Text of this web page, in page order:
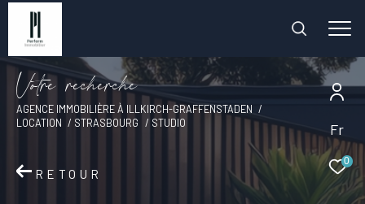
Fr
0
Votre recherche
AGENCE IMMOBILIÈRE À ILLKIRCH-GRAFFENSTADEN
LOCATION
STRASBOURG STUDIO
RETOUR